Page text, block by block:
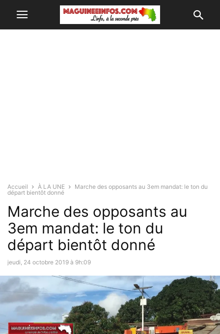
Accueil À LA UNE
Marche des opposants au 3em mandat: le ton du
départ bientôt donné
Marche des opposants au
3em mandat: le ton du
départ bientôt donné
jeudi, 24 octobre 2019 à 9h:09